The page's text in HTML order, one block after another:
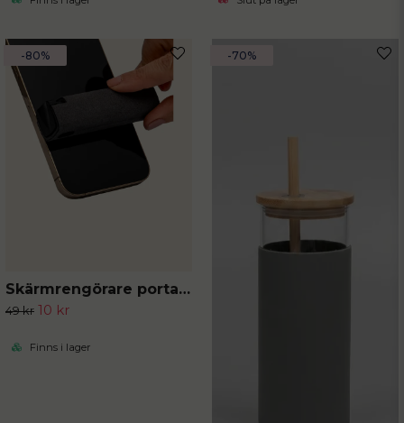
Skärmrengörare portabel
49 kr 10 kr
Finns i lager
-80% -70%